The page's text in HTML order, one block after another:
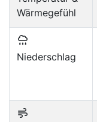
Wärmegefühl
Niederschlag